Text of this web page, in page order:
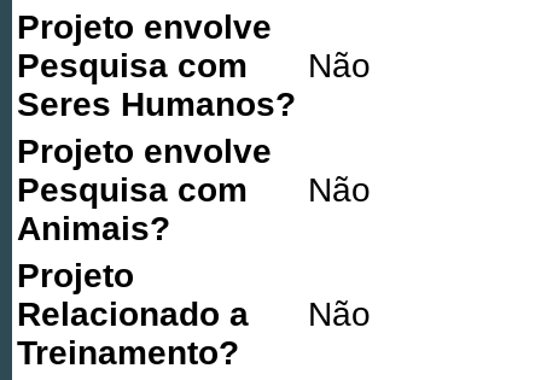
Projeto envolve
Pesquisa com
Seres Humanos?
Não
Projeto envolve
Pesquisa com
Animais?
Não
Projeto
Relacionado a
Treinamento?
Não